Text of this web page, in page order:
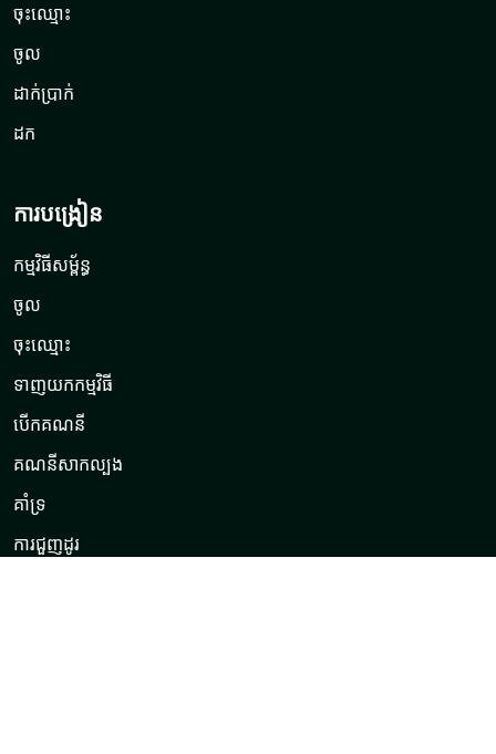
ចុះឈ្មោះ
ចូល
ដាក់ប្រាក់
ដក
ការបង្រៀន
កម្មវិធីសម្ព័ន្ធ
ចូល
ចុះ​ឈ្មោះ
ទាញយកកម្មវិធី
បើក​គណនី
គណនីសាកល្បង
គាំទ្រ
ការជួញដូរ